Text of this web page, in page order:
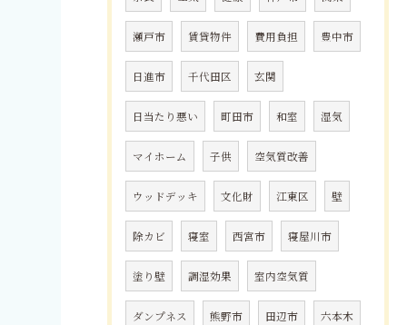
瀬戸市 賃貸物件 費用負担 豊中市
日進市 千代田区 玄関
日当たり悪い 町田市 和室 湿気
マイホーム 子供 空気質改善
ウッドデッキ 文化財 江東区 壁
除カビ 寝室 西宮市 寝屋川市
塗り壁 調湿効果 室内空気質
ダンプネス 熊野市 田辺市 六本木